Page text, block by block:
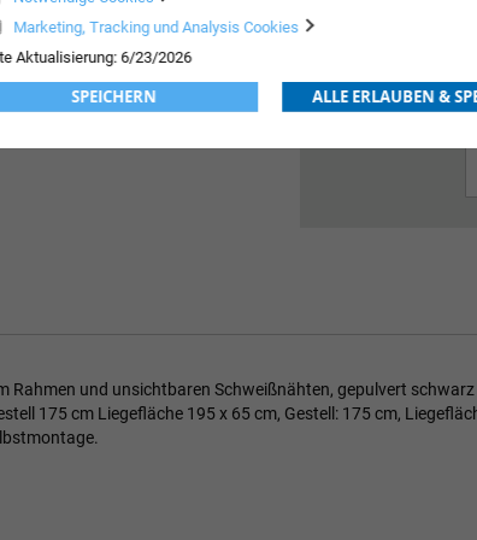
Rahmen und unsichtbaren Schweißnähten, gepulvert
175 cm Liegefläche 195 x 65 cm, Gestell: 175 cm,
Marketing, Tracking und Analysis Cookies
Aktualisierung: 6/23/2026
SPEICHERN ALLE ERLAUBEN &